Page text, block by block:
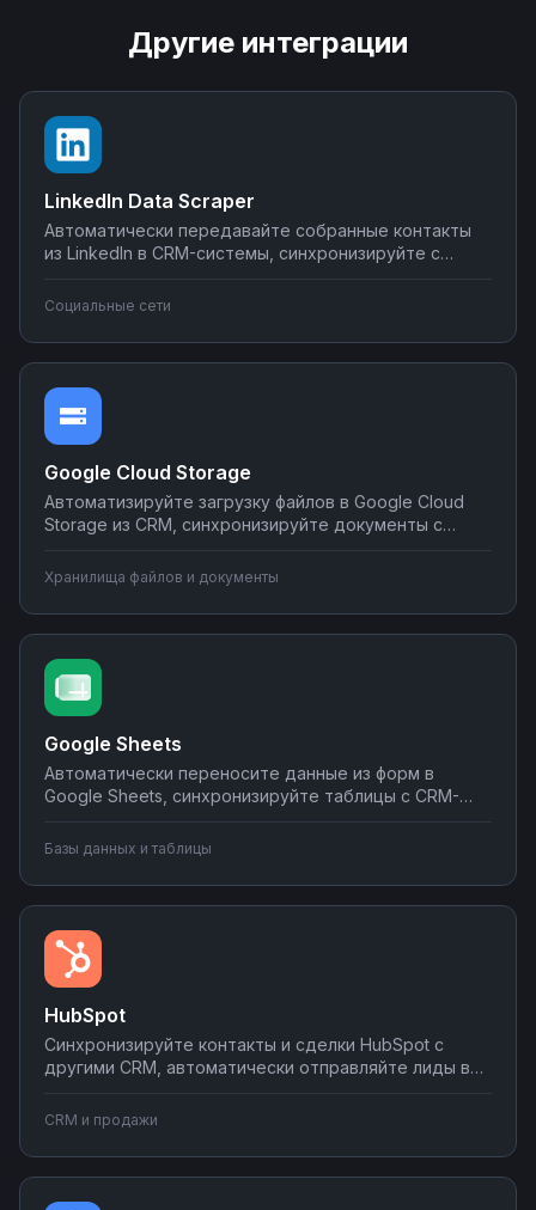
Другие интеграции
LinkedIn Data Scraper
Автоматически передавайте собранные контакты
из LinkedIn в CRM-системы, синхронизируйте с
продаж. Настройте интеграции LinkedIn Data Scraper
сложных сценариев обработки лидов.
Социальные сети
Google Cloud Storage
Автоматизируйте загрузку файлов в Google Cloud
Storage из CRM, синхронизируйте документы с
уведомления о новых файлах в мессенджеры.
Создавайте интеграции облачного хранилища без
программирования на Nodul.
Хранилища файлов и документы
Google Sheets
Автоматически переносите данные из форм в
Google Sheets, синхронизируйте таблицы с CRM-
почте или в мессенджеры. Настраивайте
простых сценариев до сложной автоматизации
аналитики.
Базы данных и таблицы
HubSpot
Синхронизируйте контакты и сделки HubSpot с
другими CRM, автоматически отправляйте лиды в
в планировщиках при изменении статуса сделки.
Настраивайте двусторонний обмен данными без
программирования на платформе Nodul.
CRM и продажи